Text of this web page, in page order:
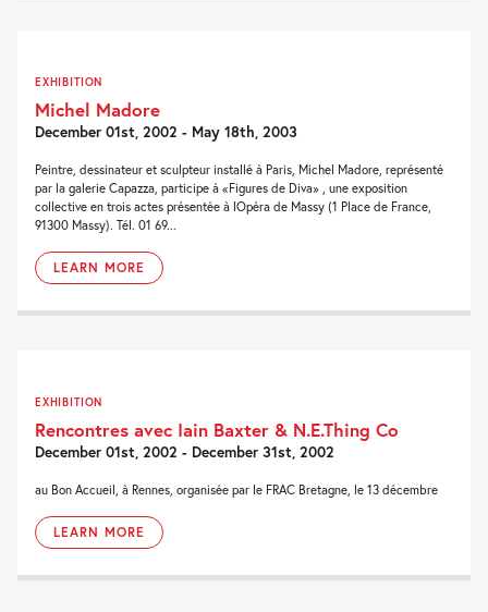
EXHIBITION
Michel Madore
December 01st, 2002 - May 18th, 2003
Peintre, dessinateur et sculpteur installé à Paris, Michel Madore, représenté
par la galerie Capazza, participe à «Figures de Diva» , une exposition
collective en trois actes présentée à lOpéra de Massy (1 Place de France,
91300 Massy). Tél. 01 69...
LEARN MORE
EXHIBITION
Rencontres avec Iain Baxter & N.E.Thing Co
December 01st, 2002 - December 31st, 2002
au Bon Accueil, à Rennes, organisée par le FRAC Bretagne, le 13 décembre
LEARN MORE